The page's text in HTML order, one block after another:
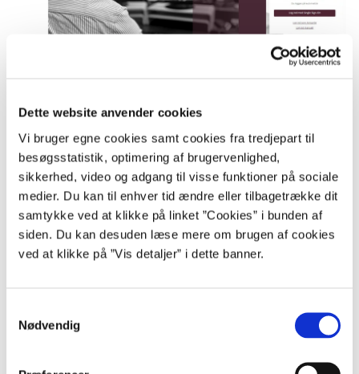
Dette website anvender cookies
Vi bruger egne cookies samt cookies fra tredjepart til
besøgsstatistik, optimering af brugervenlighed,
sikkerhed, video og adgang til visse funktioner på sociale
medier. Du kan til enhver tid ændre eller tilbagetrække dit
samtykke ved at klikke på linket ”Cookies” i bunden af
siden. Du kan desuden læse mere om brugen af cookies
ved at klikke på ”Vis detaljer” i dette banner.
Nødvendig
på Rådgivningsenhedens kontaktmodul
Publiceret 11.12.2023
Rådgivning
Vi har lyttet til jer! I Rådgivningsenheden er vi nu endelig klar til
at implementere Single Sign-On på vores kontaktmodul, så du
vil få lettere adgang til at tale med Rådgivningsenheden, når du
lo...